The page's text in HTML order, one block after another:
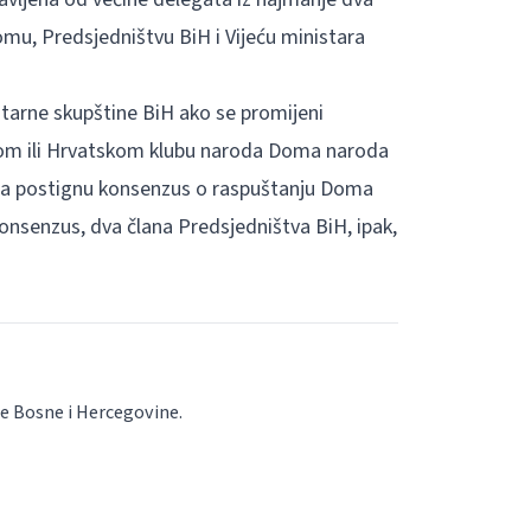
Predsjedništvu BiH i Vijeću ministara
skupštine BiH ako se promijeni
ili Hrvatskom klubu naroda Doma naroda
postignu konsenzus o raspuštanju Doma
dva člana Predsjedništva BiH, ipak,
i Hercegovine.